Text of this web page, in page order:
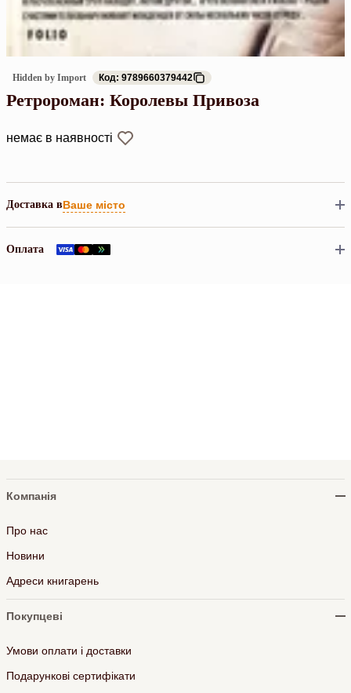
Hidden by Import Код: 9789660379442
Ретророман: Королевы Привоза
немає в наявності
Доставка вВаше місто
Оплата
Компанія
Про нас
Новини
Адреси книгарень
Покупцеві
Умови оплати і доставки
Подарункові сертифікати